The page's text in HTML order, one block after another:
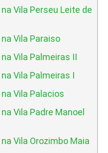
Vila Perseu Leite de
Vila Paraiso
Vila Palmeiras II
Vila Palmeiras I
Vila Palacios
Vila Padre Manoel
Vila Orozimbo Maia